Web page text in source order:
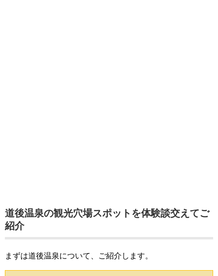
道後温泉の観光穴場スポットを体験談交えてご
紹介
まずは道後温泉について、ご紹介します。